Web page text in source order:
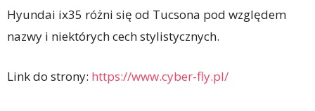
Hyundai ix35 różni się od Tucsona pod względem
nazwy i niektórych cech stylistycznych.
Link do strony: https://www.cyber-fly.pl/